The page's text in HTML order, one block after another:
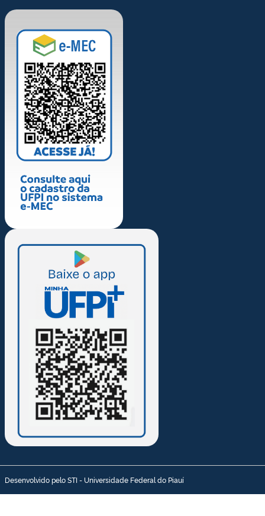
Desenvolvido pelo STI - Universidade Federal do Piauí